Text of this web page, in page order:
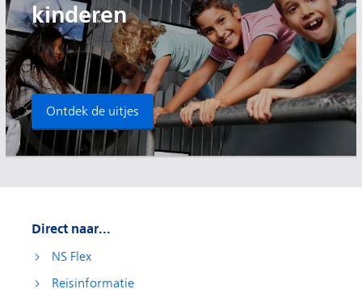
kinderen
Ontdek de uitjes
Direct naar...
NS Flex
Reisinformatie